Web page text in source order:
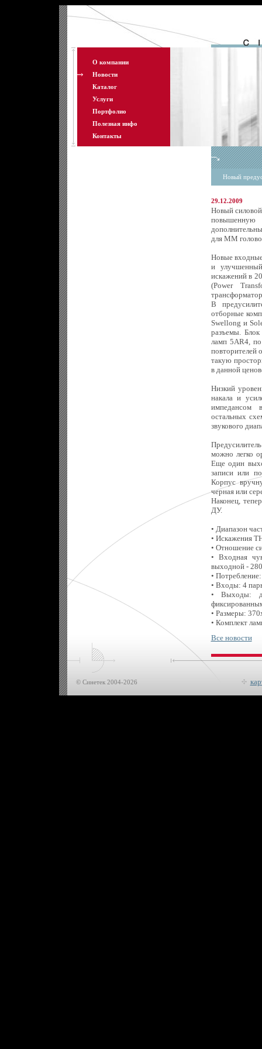
О компании
Новости
Каталог
Услуги
Портфолио
Полезная инфо
Контакты
Новый
29.12.2009
Новый
повышенную
для ММ
Новые
и
искажений в
(Power
В
отборные
Swellong и
разъемы.
ламп 5AR4,
повторителей
такую
в данной
Низкий
накала и
импедансом
остальных
звукового
можно легко
Еще один
записи или
Корпус
черная или
Наконец,
ДУ.
• Диапазон
• Искажения
• Отношение
• Входная
выходной -
•
• Входы: 4
• Выходы:
• Размеры:
• Комплект
Все новости
© Синетек 2004-2026